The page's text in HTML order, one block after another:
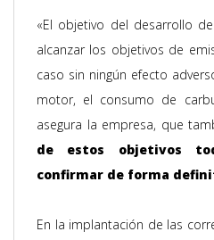
«El objetivo del desarrollo
alcanzar los objetivos de
caso sin ningún efecto
motor, el consumo de
asegura la empresa, que
de estos objetivos
confirmar de forma
En la implantación de las